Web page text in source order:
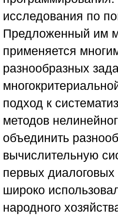
исследования по
Предложенный им
применяется
разнообразных
подход к
методов
объединить
вычислительную
первых
широко
народного